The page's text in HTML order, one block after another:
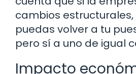
cambios
puedas volver a tu
pero sí a uno de igual
Impacto